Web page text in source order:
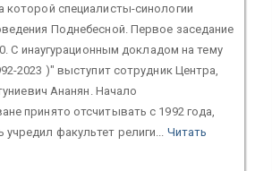
которой специалисты-синологии
Поднебесной. Первое заседание
С инаугурационным докладом на тему
2023 )" выступит сотрудник Центра,
Ананян. Начало
принято отсчитывать с 1992 года,
факультет религи... Читать